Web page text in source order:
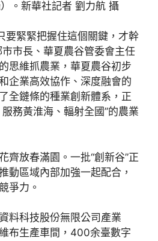
。新華社記者 劉力航 攝
要緊緊把握住這個關鍵，才幹
市長、華夏農谷管委會主任
思維抓農業，華夏農谷初步
企業高效協作、深度融會的
全鏈條的種業創新體系，正
務黃淮海、輻射全國”的農業
齊放春滿園。一批“創新谷”正
動區域內部加強一起配合，
爭力。
料科技股份無限公司產業
布生產車間，400余臺數字